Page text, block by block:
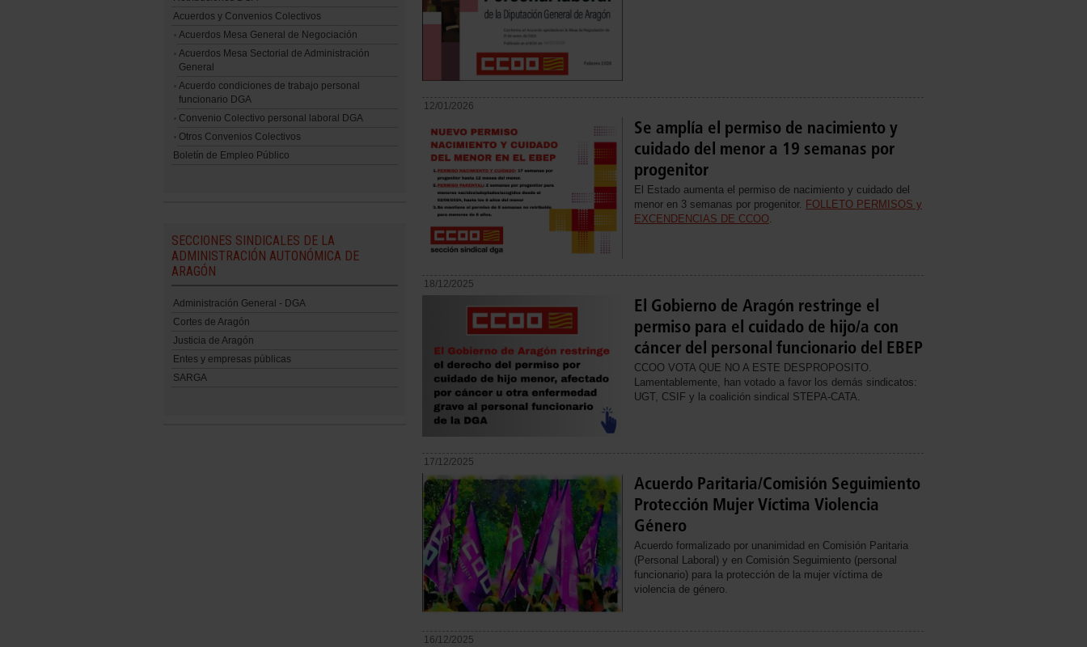
Acuerdos y Convenios Colectivos
Acuerdos Mesa General de Negociación
Acuerdos Mesa Sectorial de Administración
General
Acuerdo condiciones de trabajo personal
funcionario DGA
Convenio Colectivo personal laboral DGA
Otros Convenios Colectivos
Boletín de Empleo Público
SECCIONES SINDICALES DE LA
ADMINISTRACIÓN AUTONÓMICA DE
ARAGÓN
Administración General - DGA
Cortes de Aragón
Justicia de Aragón
Entes y empresas públicas
SARGA
12/01/2026
Se amplía el permiso de nacimiento y
cuidado del menor a 19 semanas por
progenitor
El Estado aumenta el permiso de nacimiento y cuidado del
menor en 3 semanas por progenitor. FOLLETO PERMISOS y
EXCENDENCIAS DE CCOO
18/12/2025
El Gobierno de Aragón restringe el
permiso para el cuidado de hijo/a con
cáncer del personal funcionario del EBEP
CCOO VOTA QUE NO A ESTE DESPROPOSITO.
Lamentablemente, han votado a favor los demás sindicatos:
UGT, CSIF y la coalición sindical STEPA-CATA.
17/12/2025
Acuerdo Paritaria/Comisión Seguimiento
Protección Mujer Víctima Violencia
Género
Acuerdo formalizado por unanimidad en Comisión Paritaria
(Personal Laboral) y en Comisión Seguimiento (personal
funcionario) para la protección de la mujer víctima de
violencia de género.
16/12/2025